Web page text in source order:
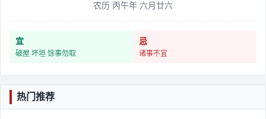
农历 丙午年 六月廿六
宜
破屋 坏垣 馀事勿取
忌
诸事不宜
热门推荐